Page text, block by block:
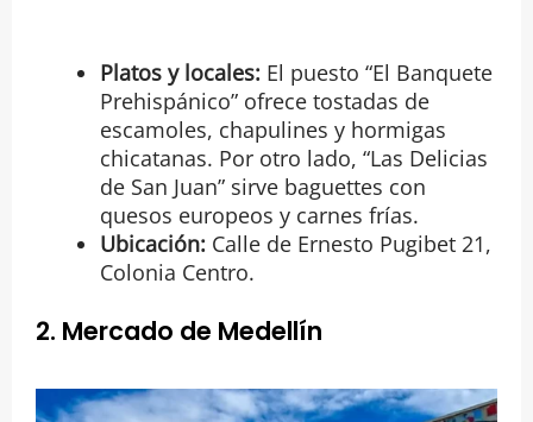
Platos y locales:El puesto “El Banquete
Prehispánico” ofrece tostadas de
escamoles, chapulines y hormigas
chicatanas. Por otro lado, “Las Delicias
de San Juan” sirve baguettes con
quesos europeos y carnes frías.
Ubicación:Calle de Ernesto Pugibet 21,
Colonia Centro.
2. Mercado de Medellín